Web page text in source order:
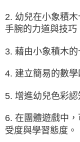
2. 幼兒在小象積
手腕的力道與技巧
3. 藉由小象積木
4. 建立簡易的數學
5. 增進幼兒色彩
6. 在團體遊戲中
受度與學習態度。